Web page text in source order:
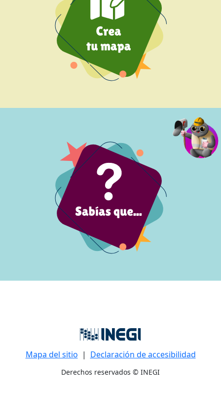
Mapa del sitio | Declaración de accesibilidad
Derechos reservados © INEGI